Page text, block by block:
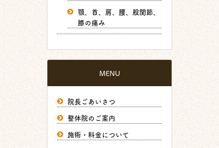
顎、首、肩、腰、股関節、
膝の痛み
MENU
院長ごあいさつ
整体院のご案内
施術・料金について